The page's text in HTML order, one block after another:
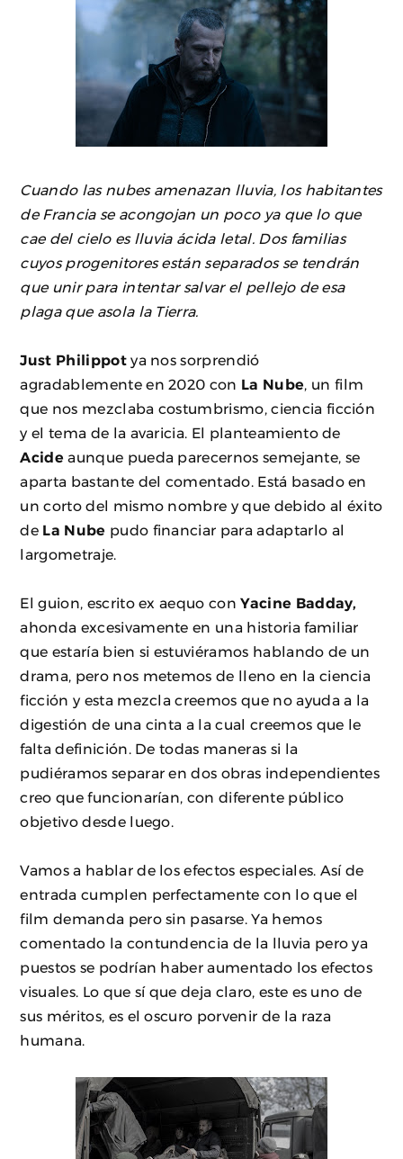
Cuando las nubes amenazan lluvia, los habitantes
de Francia se acongojan un poco ya que lo que
cae del cielo es lluvia ácida letal. Dos familias
cuyos progenitores están separados se tendrán
que unir para intentar salvar el pellejo de esa
plaga que asola la Tierra.
Just Philippotya nos sorprendió
agradablemente en 2020 con La Nube , un film
que nos mezclaba costumbrismo, ciencia ficción
y el tema de la avaricia. El planteamiento de
Acide aunque pueda parecernos semejante, se
aparta bastante del comentado. Está basado en
un corto del mismo nombre y que debido al éxito
de La Nube pudo financiar para adaptarlo al
largometraje.
El guion, escrito ex aequo conYacine Badday,
ahonda excesivamente en una historia familiar
que estaría bien si estuviéramos hablando de un
drama, pero nos metemos de lleno en la ciencia
ficción y esta mezcla creemos que no ayuda a la
digestión de una cinta a la cual creemos que le
falta definición. De todas maneras si la
pudiéramos separar en dos obras independientes
creo que funcionarían, con diferente público
objetivo desde luego.
Vamos a hablar de los efectos especiales. Así de
entrada cumplen perfectamente con lo que el
film demanda pero sin pasarse. Ya hemos
comentado la contundencia de la lluvia pero ya
puestos se podrían haber aumentado los efectos
visuales. Lo que sí que deja claro, este es uno de
sus méritos, es el oscuro porvenir de la raza
humana.